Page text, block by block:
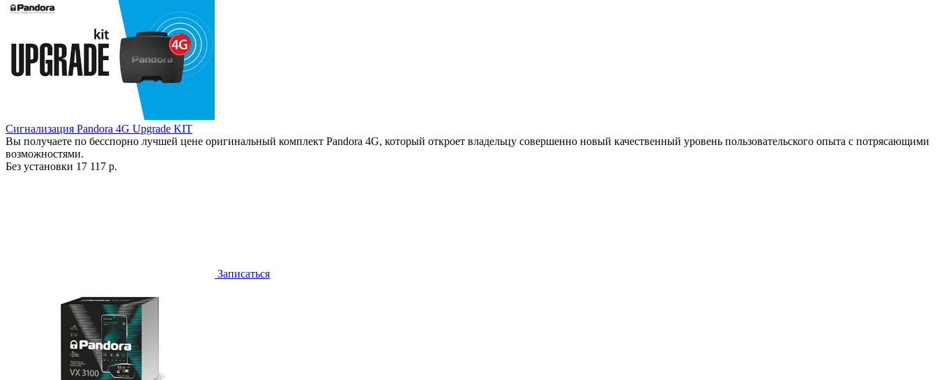
Сигнализация Pandora 4G Upgrade KIT
Вы получаете по бесспорно лучшей цене оригинальный комплект Pandora 4G, который откроет владельцу совершенно новый качественный уровень пользовательского опыта с потрясающими
возможностями.
Без установки 17 117 р.
Записаться